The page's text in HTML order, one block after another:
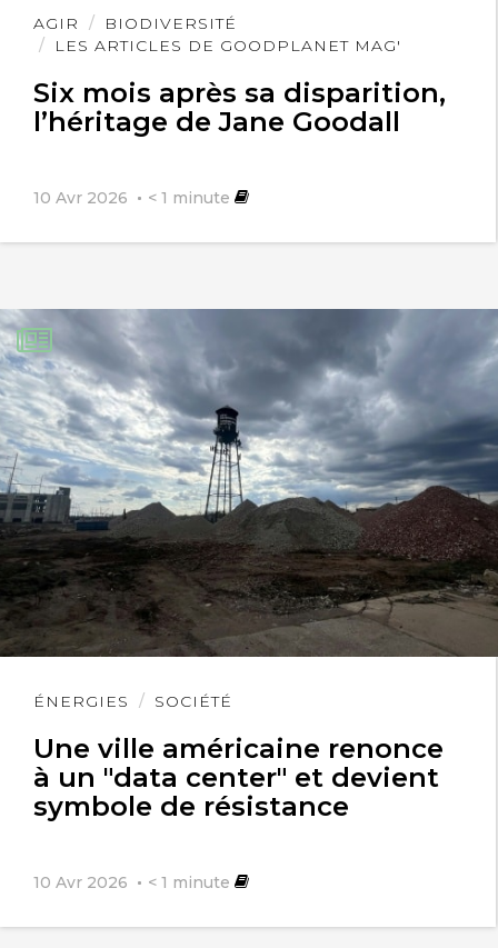
AGIR
BIODIVERSITÉ
LES ARTICLES DE GOODPLANET MAG'
Six mois après sa disparition,
l’héritage de Jane Goodall
10 Avr 2026 < 1 minute
Lire
l'article
ÉNERGIES SOCIÉTÉ
Une ville américaine renonce
à un "data center" et devient
symbole de résistance
10 Avr 2026 < 1 minute
Lire